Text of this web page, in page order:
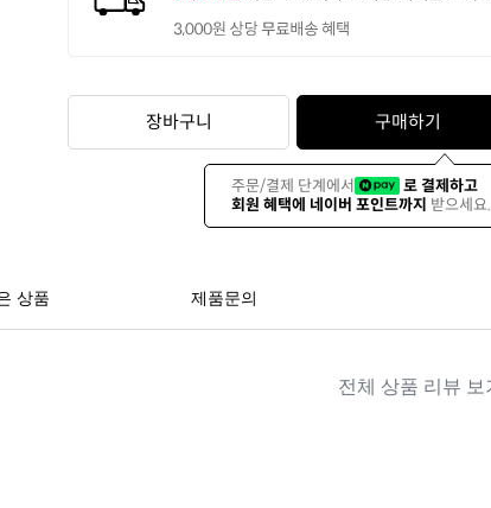
장바구니 구매하기
주문/결제 단계에서
로 결제하고
회원 혜택에 네이버 포인트까지 받으세요.
상품 제품문의